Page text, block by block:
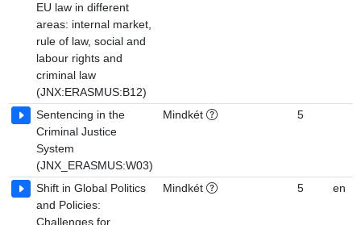
EU law in different
areas: internal market,
rule of law, social and
labour rights and
criminal law
(JNX:ERASMUS:B12)
Sentencing in the
Criminal Justice
System
(JNX_ERASMUS:W03)
Mindkét 5
Shift in Global Politics
and Policies:
Challenges for
Mindkét 5 en